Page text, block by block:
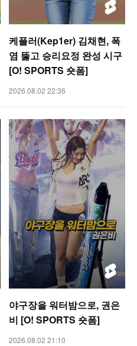
케플러(Kep1er) 김채현, 폭
염 뚫고 승리요정 완성 시구
[O! SPORTS 숏폼]
2026.08.02 22:36
야구장을 워터밤으로, 권은
비 [O! SPORTS 숏폼]
2026.08.02 21:10